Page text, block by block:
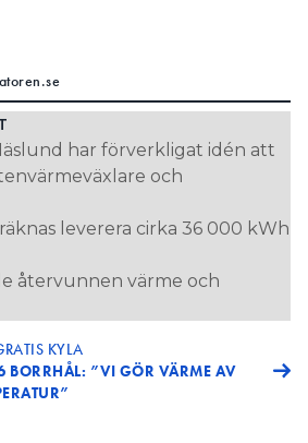
har förverkligat idén att
och
leverera cirka 36 000 kWh
återvunnen värme och
KYLA
BORRHÅL: ”VI GÖR VÄRME AV